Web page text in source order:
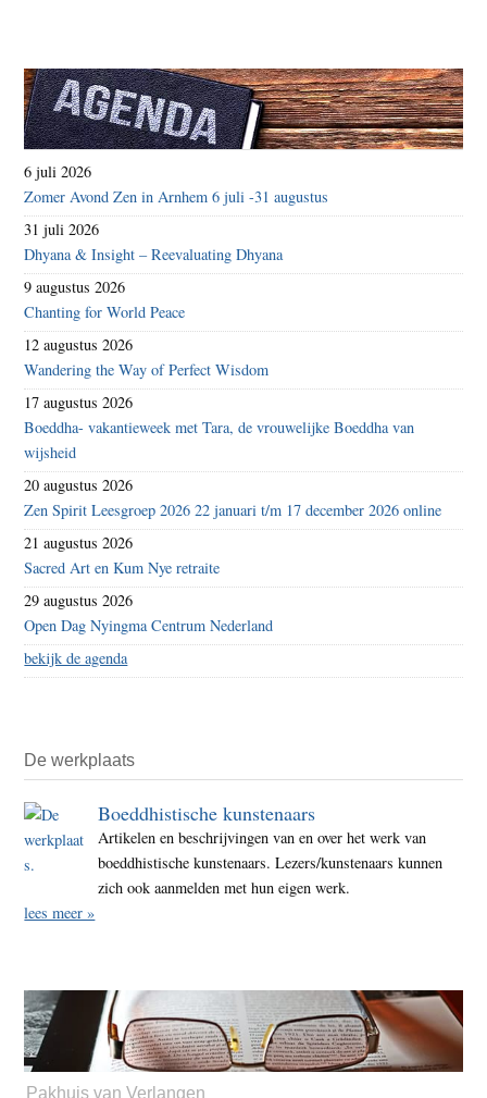
6 juli 2026
Zomer Avond Zen in Arnhem 6 juli -31 augustus
31 juli 2026
Dhyana & Insight – Reevaluating Dhyana
9 augustus 2026
Chanting for World Peace
12 augustus 2026
Wandering the Way of Perfect Wisdom
17 augustus 2026
Boeddha- vakantieweek met Tara, de vrouwelijke Boeddha van
wijsheid
20 augustus 2026
Zen Spirit Leesgroep 2026 22 januari t/m 17 december 2026 online
21 augustus 2026
Sacred Art en Kum Nye retraite
29 augustus 2026
Open Dag Nyingma Centrum Nederland
bekijk de agenda
De werkplaats
Boeddhistische kunstenaars
Artikelen en beschrijvingen van en over het werk van
boeddhistische kunstenaars. Lezers/kunstenaars kunnen
zich ook aanmelden met hun eigen werk.
lees meer »
Pakhuis van Verlangen